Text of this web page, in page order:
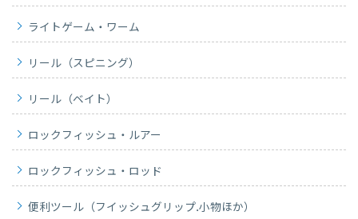
ライトゲーム・ワーム
リール（スピニング）
リール（ベイト）
ロックフィッシュ・ルアー
ロックフィッシュ・ロッド
便利ツール（フイッシュグリップ.小物ほか）